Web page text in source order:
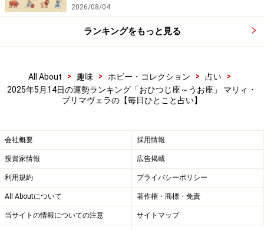
2026/08/04
ランキングをもっと見る
All About > 趣味 > ホビー・コレクション > 占い
>
2025年5月14日の運勢ランキング「おひつじ座～うお座」 マリィ・
プリマヴェラの【毎日ひとこと占い】
会社概要 採用情報
投資家情報 広告掲載
利用規約 プライバシーポリシー
All Aboutについて 著作権・商標・免責
当サイトの情報についての注意 サイトマップ